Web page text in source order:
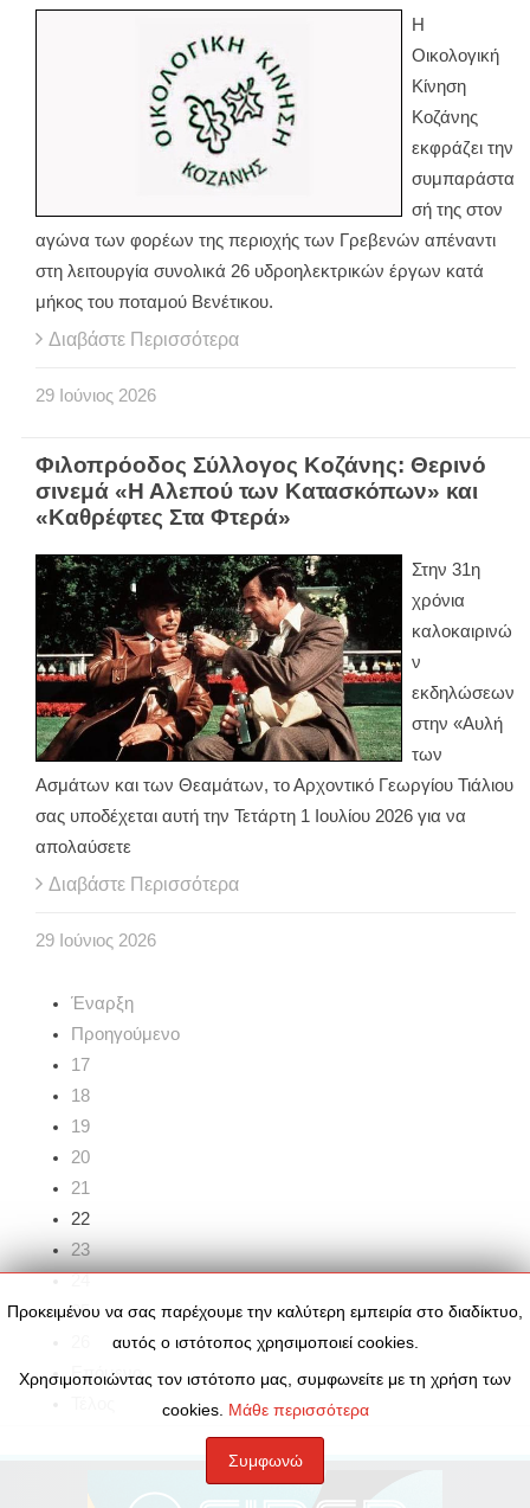
Η
Οικολογική
Κίνηση
Κοζάνης
εκφράζει την
συμπαράστα
σή της στον
αγώνα των φορέων της περιοχής των Γρεβενών απέναντι
στη λειτουργία συνολικά 26 υδροηλεκτρικών έργων κατά
μήκος του ποταμού Βενέτικου.
Διαβάστε Περισσότερα
29 Ιούνιος 2026
Φιλοπρόοδος Σύλλογος Κοζάνης: Θερινό
σινεμά «Η Αλεπού των Κατασκόπων» και
«Καθρέφτες Στα Φτερά»
Στην 31η
χρόνια
καλοκαιρινώ
ν
εκδηλώσεων
στην «Αυλή
των
Ασμάτων και των Θεαμάτων, το Αρχοντικό Γεωργίου Τιάλιου
σας υποδέχεται αυτή την Τετάρτη 1 Ιουλίου 2026 για να
απολαύσετε
Διαβάστε Περισσότερα
29 Ιούνιος 2026
Έναρξη
Προηγούμενο
17
18
19
20
21
22
23
25
Επόμενο
Προκειμένου να σας παρέχουμε την καλύτερη εμπειρία στο διαδίκτυο,
αυτός ο ιστότοπος χρησιμοποιεί cookies.
Χρησιμοποιώντας τον ιστότοπο μας, συμφωνείτε με τη χρήση των
cookies. Μάθε περισσότερα
Συμφωνώ